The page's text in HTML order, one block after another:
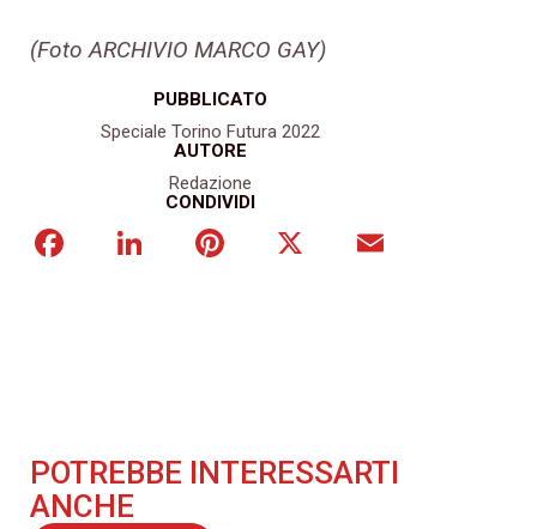
PUBBLICATO
Speciale Torino Futura 2022
AUTORE
Redazione
CONDIVIDI
FacebookLinkedInPinterest
(Foto ARCHIVIO MARCO GAY)
POTREBBE INTERESSARTI
ANCHE